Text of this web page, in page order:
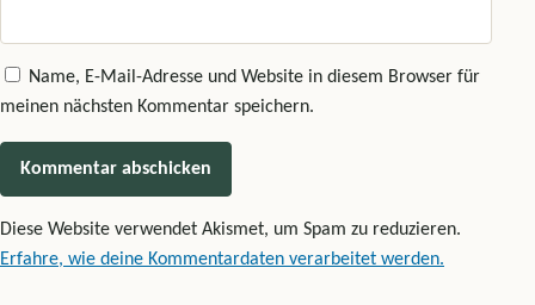
Name, E-Mail-Adresse und Website in diesem Browser für
meinen nächsten Kommentar speichern.
Diese Website verwendet Akismet, um Spam zu reduzieren.
Erfahre, wie deine Kommentardaten verarbeitet werden.